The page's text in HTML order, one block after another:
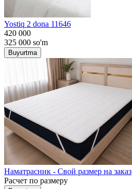
Yostiq 2 dona 11646
420 000
325 000 so'm
Buyurtma
Наматрасник - Свой размер на заказ
Расчет по размеру